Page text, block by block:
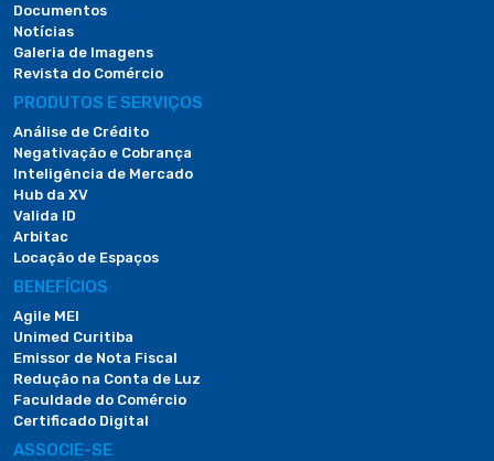
Documentos
Notícias
Galeria de Imagens
Revista do Comércio
PRODUTOS E SERVIÇOS
Análise de Crédito
Negativação e Cobrança
Inteligência de Mercado
Hub da XV
Valida ID
Arbitac
Locação de Espaços
BENEFÍCIOS
Agile MEI
Unimed Curitiba
Emissor de Nota Fiscal
Redução na Conta de Luz
Faculdade do Comércio
Certificado Digital
ASSOCIE-SE